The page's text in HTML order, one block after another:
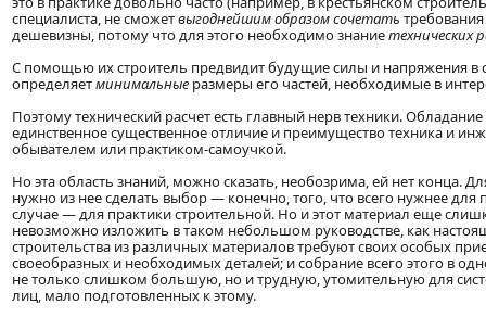
специалиста, не сможетвыгоднейшим образом сочетать
дешевизны, потому что для этого необходимо знаниетехнических
С помощью их строитель предвидит будущие силы и напряжения в
определяетминимальные размеры его частей, необходимые в
Поэтому технический расчет есть главный нерв техники.
единственное существенное отличие и преимущество техника и
обывателем или практиком-самоучкой.
Но эта область знаний, можно сказать, необозрима, ей нет конца.
нужно из нее сделать выбор — конечно, того, что всего нужнее для
случае — для практики строительной. Но и этот материал еще
невозможно изложить в таком небольшом руководстве, как
строительства из различных материалов требуют своих особых
своеобразных и необходимых деталей; и собрание всего этого в
не только слишком большую, но и трудную, утомительную для
лиц, мало подготовленных к этому.